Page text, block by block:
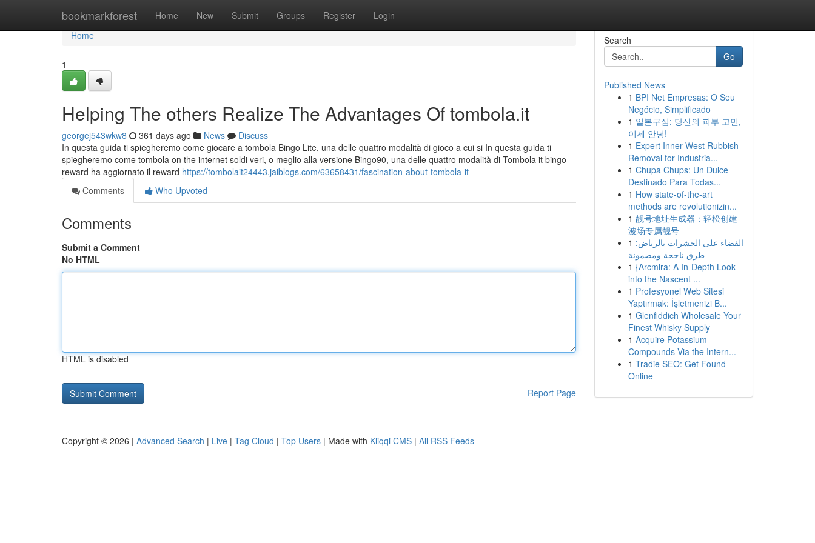
bookmarkforest Home New Submit Groups Register Login
Home
Home
1
Helping The others Realize The Advantages Of tombola.it
georgej543wkw8 361 days ago News
Discuss
In questa guida ti spiegheremo come giocare a tombola Bingo Lite, una delle quattro modalità di gioco a cui si In questa guida ti
spiegheremo come tombola on the internet soldi veri, o meglio alla versione Bingo90, una delle quattro modalità di Tombola it bingo
reward ha aggiornato il reward https://tombolait24443.jaiblogs.com/63658431/fascination-about-tombola-it
Comments
Who Upvoted
Comments
Submit a Comment
No HTML
HTML is disabled
Report Page
Search
Go
Published News
1 BPI Net Empresas: O Seu
Negócio, Simplificado
1 일본구심: 당신의 피부 고민,
이제 안녕!
1 Expert Inner West Rubbish
Removal for Industria...
1 Chupa Chups: Un Dulce
Destinado Para Todas...
1 How state-of-the-art
methods are revolutionizin...
1 靓号地址生成器：轻松创建
波场专属靓号
1 القضاء على الحشرات بالرياض:
طرق ناجحة ومضمونة
1 {Arcmira: A In-Depth Look
into the Nascent ...
1 Profesyonel Web Sitesi
Yaptırmak: İşletmenizi B...
1 Glenfiddich Wholesale Your
Finest Whisky Supply
1 Acquire Potassium
Compounds Via the Intern...
1 Tradie SEO: Get Found
Online
Copyright © 2026 | Advanced Search | Live | Tag Cloud | Top Users | Made with Kliqqi CMS | All RSS Feeds